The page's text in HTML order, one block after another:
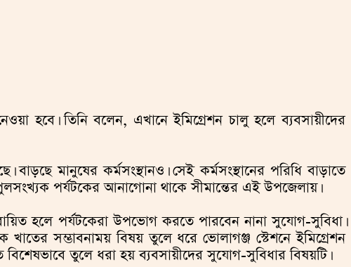
হবে। তিনি বলেন, এখানে ইমিগ্রেশন চালু হলে ব্যবসায়ীদের
মানুষের কর্মসংস্থানও। সেই কর্মসংস্থানের পরিধি বাড়াতে
পর্যটকের আনাগোনা থাকে সীমান্তের এই উপজেলায়।
হলে পর্যটকেরা উপভোগ করতে পারবেন নানা সুযোগ-সুবিধা।
সম্ভাবনাময় বিষয় তুলে ধরে ভোলাগঞ্জ স্টেশনে ইমিগ্রেশন
বিশেষভাবে তুলে ধরা হয় ব্যবসায়ীদের সুযোগ-সুবিধার বিষয়টি।